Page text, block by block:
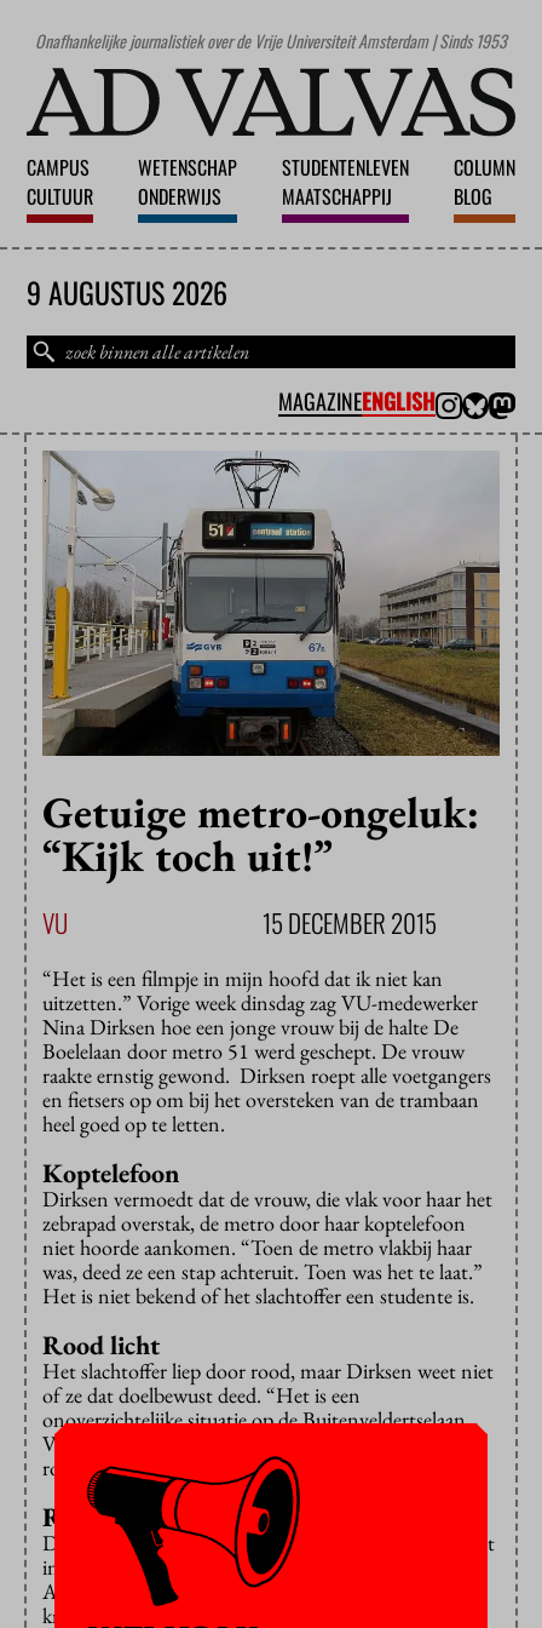
Onafhankelijke journalistiek over de Vrije Universiteit Amsterdam | Sinds 1953
CAMPUS
CULTUUR
WETENSCHAP
ONDERWIJS
STUDENTENLEVEN
MAATSCHAPPIJ
COLUMN
BLOG
9 AUGUSTUS 2026
MAGAZINEENGLISH
Getuige metro-ongeluk:
“Kijk toch uit!”
VU 15 DECEMBER 2015
“Het is een filmpje in mijn hoofd dat ik niet kan
uitzetten.” Vorige week dinsdag zag VU-medewerker
Nina Dirksen hoe een jonge vrouw bij de halte De
Boelelaan door metro 51 werd geschept. De vrouw
raakte ernstig gewond. Dirksen roept alle voetgangers
en fietsers op om bij het oversteken van de trambaan
heel goed op te letten.
Koptelefoon
Dirksen vermoedt dat de vrouw, die vlak voor haar het
zebrapad overstak, de metro door haar koptelefoon
niet hoorde aankomen. “Toen de metro vlakbij haar
was, deed ze een stap achteruit. Toen was het te laat.”
Het is niet bekend of het slachtoffer een studente is.
Rood licht
Het slachtoffer liep door rood, maar Dirksen weet niet
of ze dat doelbewust deed. “Het is een
onoverzichtelijke situatie op de Buitenveldertselaan.
Voor de rijbaan krijg je groen, dan heeft de trambaan
rood licht en daarna mag je weer verder oversteken.”
Risicokruispunt
De kruising Buitenveldertselaan – De Boelelaan wordt
in een
onderzoeksrapportvan stadsregio
Amsterdam uit 2013 een plek van ‘hoogfrequente
kruisende conflicten’ genoemd. In lekentaal: er